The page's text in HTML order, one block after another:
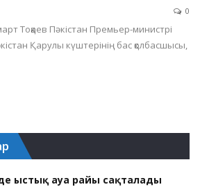
0
Тоқаев Пәкістан Премьер-министрі
Қарулы күштерінің бас қолбасшысы,
ыстық ауа райы сақталады